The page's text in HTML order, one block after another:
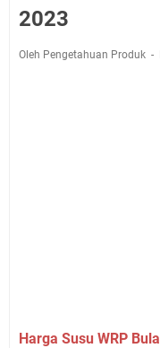
2023
Oleh Pengetahuan Produk
Harga Susu WRP